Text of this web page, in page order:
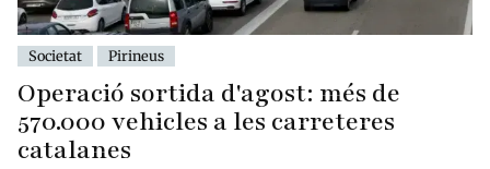
Societat Pirineus
Operació sortida d'agost: més de
570.000 vehicles a les carreteres
catalanes